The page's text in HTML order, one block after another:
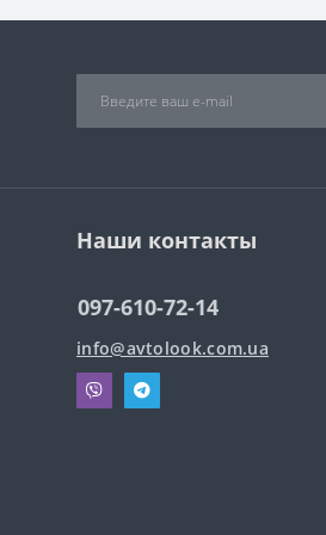
Наши контакты
097-610-72-14
info@avtolook.com.ua